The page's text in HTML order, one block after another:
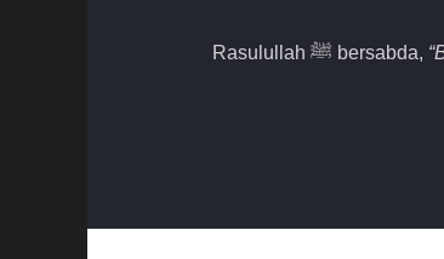
Rasulullah ﷺ bersabda,